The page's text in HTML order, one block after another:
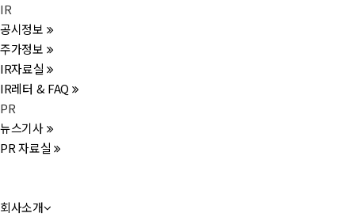
IR
공시정보
주가정보
IR자료실
IR레터 & FAQ
PR
뉴스기사
PR 자료실
회사소개